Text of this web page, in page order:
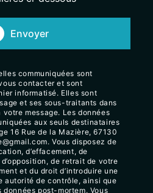
Envoyer
communiquées sont
contacter et sont
informatisé. Elles sont
et ses sous-traitants dans
message. Les données
aux seuls destinataires
16 Rue de la Mazière, 67130
Vous disposez de
d’effacement, de
de retrait de votre
et du droit d’introduire une
autorité de contrôle, ainsi que
données post-mortem. Vous